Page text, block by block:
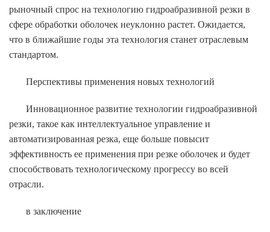
рыночный спрос на технологию гидроабразивной резки в
сфере обработки оболочек неуклонно растет. Ожидается,
что в ближайшие годы эта технология станет отраслевым
стандартом.
Перспективы применения новых технологий
Инновационное развитие технологии гидроабразивной
резки, такое как интеллектуальное управление и
автоматизированная резка, еще больше повысит
эффективность ее применения при резке оболочек и будет
способствовать технологическому прогрессу во всей
отрасли.
в заключение